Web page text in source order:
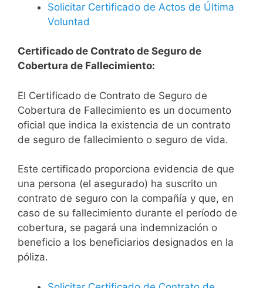
Solicitar Certificado de Actos de Última
Voluntad
Certificado de Contrato de Seguro de
Cobertura de Fallecimiento:
El Certificado de Contrato de Seguro de
Cobertura de Fallecimiento es un documento
oficial que indica la existencia de un contrato
de seguro de fallecimiento o seguro de vida.
Este certificado proporciona evidencia de que
una persona (el asegurado) ha suscrito un
contrato de seguro con la compañía y que, en
caso de su fallecimiento durante el período de
cobertura, se pagará una indemnización o
beneficio a los beneficiarios designados en la
póliza.